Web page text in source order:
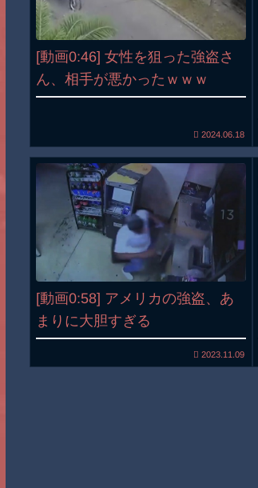
[動画0:46] 女性を狙った強盗さ
ん、相手が悪かったｗｗｗ
2024.06.18
[動画0:58] アメリカの強盗、あ
まりに大胆すぎる
2023.11.09